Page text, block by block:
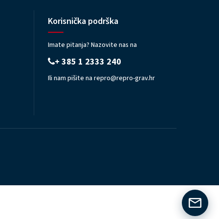
Korisnička podrška
Imate pitanja? Nazovite nas na
+ 385 1 2333 240
Ili nam pišite na repro@repro-grav.hr